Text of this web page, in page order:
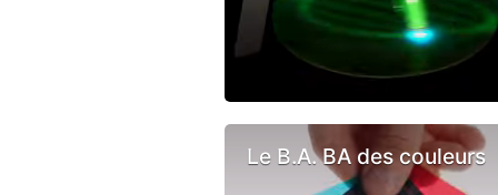
Le B.A. BA des couleurs